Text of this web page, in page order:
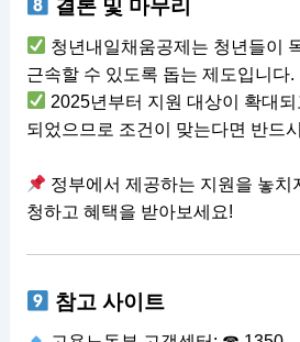
결론 및 마무리
청년내일채움공제는 청년들이
근속할 수 있도록 돕는 제도입니다.
2025년부터 지원 대상이 확대
되었으므로 조건이 맞는다면 반드
정부에서 제공하는 지원을 놓치
청하고 혜택을 받아보세요!
참고 사이트